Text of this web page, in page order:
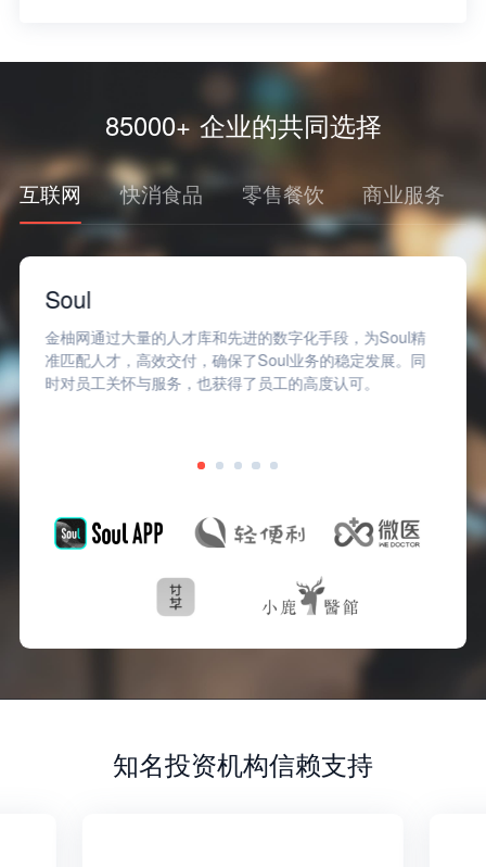
85000+ 企业的共同选择
互联网 快消食品 零售餐饮 商业服务
Soul
金柚网通过大量的人才库和先进的数字化手段，为Soul精
准匹配人才，高效交付，确保了Soul业务的稳定发展。同
时对员工关怀与服务，也获得了员工的高度认可。
知名投资机构信赖支持